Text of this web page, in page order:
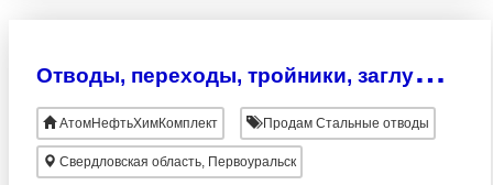
О
тводы, переходы, тройники, заглушки, фланцы
АтомНефтьХимКомплект Продам Стальные отводы
Свердловская область, Первоуральск